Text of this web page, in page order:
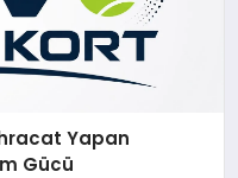
Yapan
Gücü